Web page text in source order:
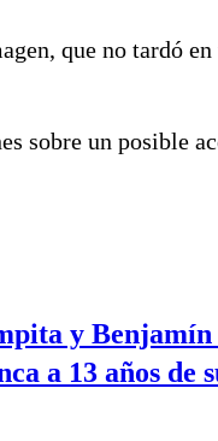
que no tardó
sobre un posible
y
a 13 años de